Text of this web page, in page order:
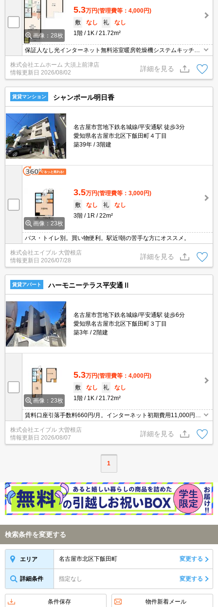
画像：28枚
5.3万円(管理費等：4,000円)
敷
なし 礼
なし
1階
1K 21.72m²
保証人なし光インターネット無料浴室暖房乾燥機システムキッチン
ガス2口ＴＶドアホン
株式会社エムホーム 大須上前津店
情報更新日 2026/08/02
詳細を見る
賃貸マンション シャンポール明日香
名古屋市営地下鉄名城線/平安通駅 徒歩3分
愛知県名古屋市北区下飯田町４丁目
築39年
3階建
画像：23枚
3.5万円(管理費等：3,000円)
敷
なし 礼
なし
3階
1R 22m²
バス・トイレ別。買い物便利。駅近!朝の苦手な方にオススメ。
株式会社エイブル 大曽根店
情報更新日 2026/07/28
詳細を見る
賃貸アパート ハーモニーテラス平安通Ⅱ
名古屋市営地下鉄名城線/平安通駅 徒歩6分
愛知県名古屋市北区下飯田町３丁目
築3年
2階建
画像：23枚
5.3万円(管理費等：4,000円)
敷
なし 礼
なし
1階
1K 21.72m²
賃料口座引落手数料660円/月。インターネット初期費用11,000円。
時、エアコン洗浄代11,000円。インターネット無料。
株式会社エイブル 大曽根店
情報更新日 2026/08/07
詳細を見る
1
検索条件を変更する
エリア 名古屋市北区下飯田町 変更する
詳細条件 指定なし 変更する
条件保存 物件新着メール